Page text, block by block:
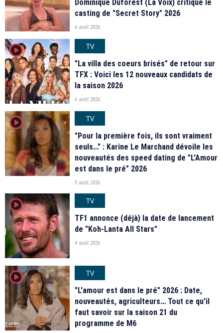
Dominique Duforest (La Voix) critique le
casting de "Secret Story" 2026
6 août 2026
player2
TV
"La villa des coeurs brisés" de retour sur
TFX : Voici les 12 nouveaux candidats de
la saison 2026
6 août 2026
player2
TV
"Pour la première fois, ils sont vraiment
seuls…" : Karine Le Marchand dévoile les
nouveautés des speed dating de "L'Amour
est dans le pré" 2026
5 août 2026
player2
TV
TF1 annonce (déjà) la date de lancement
de "Koh-Lanta All Stars"
4 août 2026
player2
TV
"L'amour est dans le pré" 2026 : Date,
nouveautés, agriculteurs… Tout ce qu'il
faut savoir sur la saison 21 du
programme de M6